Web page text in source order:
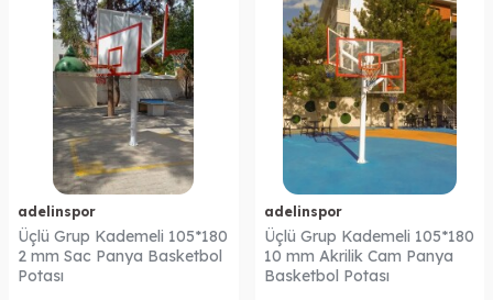
adelinspor
Üçlü Grup Kademeli 105*180
2 mm Sac Panya Basketbol
Potası
adelinspor
Üçlü Grup Kademeli 105*180
10 mm Akrilik Cam Panya
Basketbol Potası